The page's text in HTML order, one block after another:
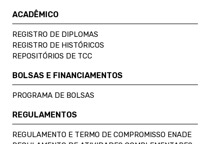
ACADÊMICO
REGISTRO DE DIPLOMAS
REGISTRO DE HISTÓRICOS
REPOSITÓRIOS DE TCC
BOLSAS E FINANCIAMENTOS
PROGRAMA DE BOLSAS
REGULAMENTOS
REGULAMENTO E TERMO DE COMPROMISSO ENADE